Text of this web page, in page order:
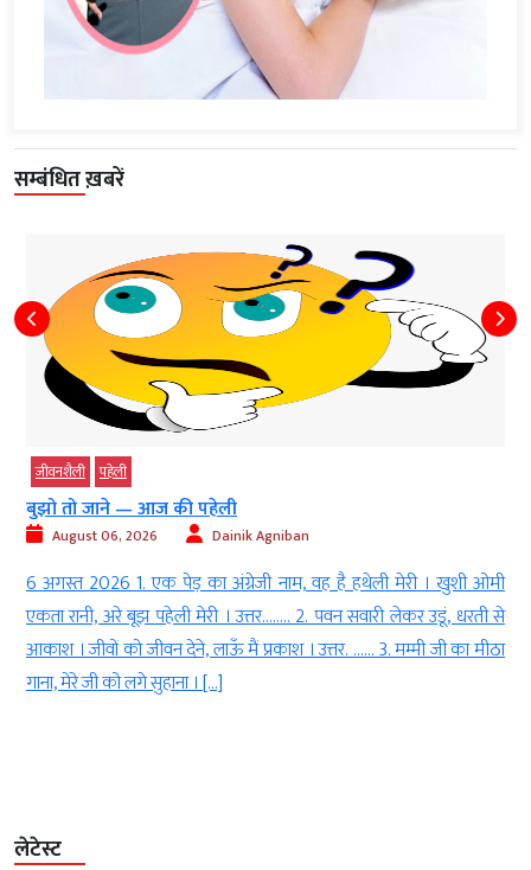
सम्बंधित ख़बरें
जीवनशैली पहेली
बुझो तो जाने — आज की पहेली
August 06, 2026 Dainik Agniban
6 अगस्त 2026 1. एक पेड़ का अंग्रेजी नाम, वह है हथेली मेरी । खुशी ओमी
एकता रानी, अरे बूझ पहेली मेरी । उत्तर…….. 2. पवन सवारी लेकर उडूं, धरती से
आकाश । जीवों को जीवन देने, लाऊँ मैं प्रकाश । उत्तर. …… 3. मम्मी जी का मीठा
गाना, मेरे जी को लगे सुहाना । […]
लेटेस्ट